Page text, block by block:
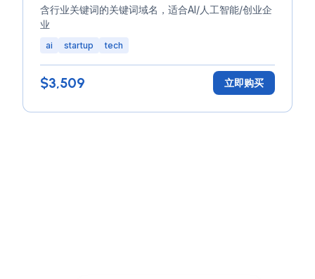
含行业关键词的关键词域名，适合AI/人工智能/创业企
业
ai startup tech
$3,509 立即购买